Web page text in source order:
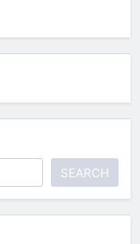
SEARCH